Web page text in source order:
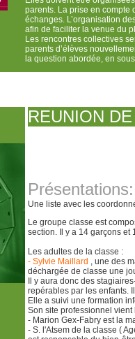
parents. La prise en compte
échanges. L’organisation
afin de faciliter la venue du
Les rencontres collectives
parents d’élèves
la question abordée, en
REUNION
Présentations:
Une liste avec les
Le groupe classe est
section. Il y a 14 garçons et
Les adultes de la classe :
- Sylvie Maillard , une des
déchargée de classe une
Il y aura donc des
repérables par les enfants.
Elle a suivi une formation
Son site professionnel
- Marion Gex-Fabry est la
- S. l'Atsem de la classe (